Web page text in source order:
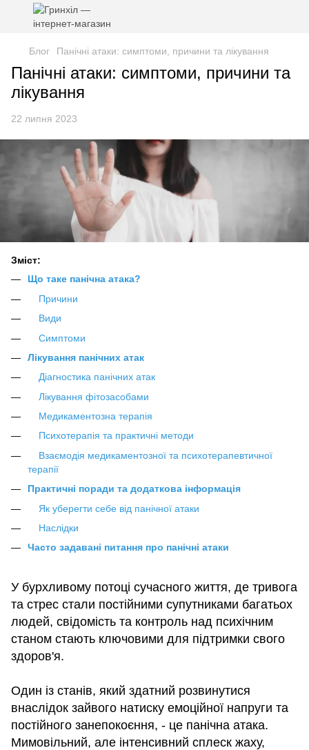
Блог Панічні атаки: симптоми, причини та лікування
Панічні атаки: симптоми, причини та
лікування
22 липня 2023
Зміст:
Що таке панічна атака?
Причини
Види
Симптоми
Лікування панічних атак
Діагностика панічних атак
Лікування фітозасобами
Медикаментозна терапія
Психотерапія та практичні методи
Взаємодія медикаментозної та психотерапевтичної
терапії
Практичні поради та додаткова інформація
Як уберегти себе від панічної атаки
Наслідки
Часто задавані питання про панічні атаки
У бурхливому потоці сучасного життя, де тривога
та стрес стали постійними супутниками багатьох
людей, свідомість та контроль над психічним
станом стають ключовими для підтримки свого
здоров'я.
Один із станів, який здатний розвинутися
внаслідок зайвого натиску емоційної напруги та
постійного занепокоєння, - це панічна атака.
Мимовільний, але інтенсивний сплеск жаху,